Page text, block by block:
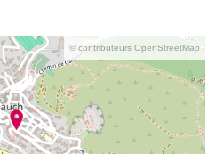
© contributeurs OpenStreetMap